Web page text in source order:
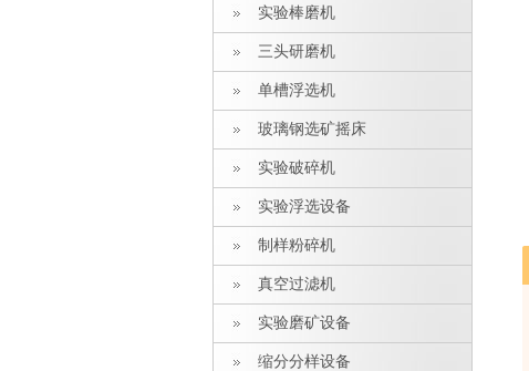
实验棒磨机
三头研磨机
单槽浮选机
玻璃钢选矿摇床
实验破碎机
实验浮选设备
制样粉碎机
真空过滤机
实验磨矿设备
缩分分样设备